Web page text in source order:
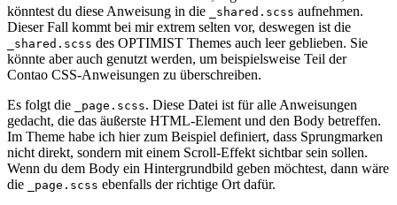
könntest du diese Anweisung in die
_shared.scss aufnehmen.
Dieser Fall kommt bei mir extrem selten vor, deswegen ist die
_shared.scss des OPTIMIST Themes auch leer geblieben. Sie
könnte aber auch genutzt werden, um beispielsweise Teil der
Contao CSS-Anweisungen zu überschreiben.
Es folgt die
_page.scss. Diese Datei ist für alle Anweisungen
gedacht, die das äußerste HTML-Element und den Body betreffen.
Im Theme habe ich hier zum Beispiel definiert, dass Sprungmarken
nicht direkt, sondern mit einem Scroll-Effekt sichtbar sein sollen.
Wenn du dem Body ein Hintergrundbild geben möchtest, dann wäre
die
_page.scss ebenfalls der richtige Ort dafür.